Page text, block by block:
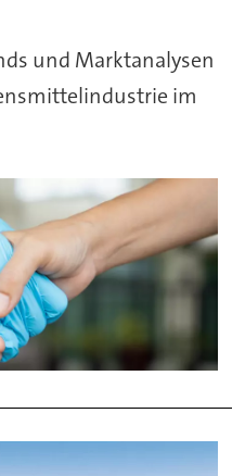
und Marktanalysen
im